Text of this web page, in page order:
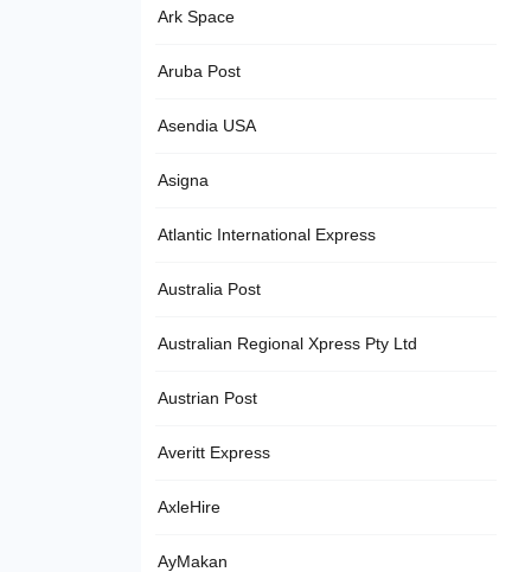
Ark Space
Aruba Post
Asendia USA
Asigna
Atlantic International Express
Australia Post
Australian Regional Xpress Pty Ltd
Austrian Post
Averitt Express
AxleHire
AyMakan